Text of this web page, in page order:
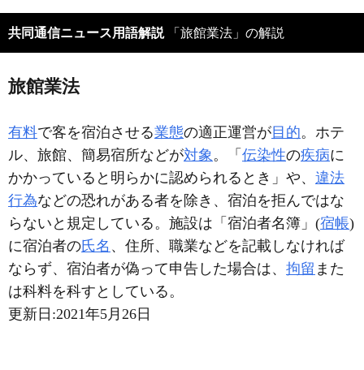
共同通信ニュース用語解説「旅館業法」の解説
旅館業法
有料で客を宿泊させる業態の適正運営が目的。ホテ
ル、旅館、簡易宿所などが対象 。「 伝染性の疾病に
かかっていると明らかに認められるとき」や、 違法
行為などの恐れがある者を除き、宿泊を拒んではな
らないと規定している。施設は「宿泊者名簿」(宿帳)
に宿泊者の氏名 、住所、職業などを記載しなければ
ならず、宿泊者が偽って申告した場合は、 拘留 また
は科料を科すとしている。
更新日:2021年5月26日